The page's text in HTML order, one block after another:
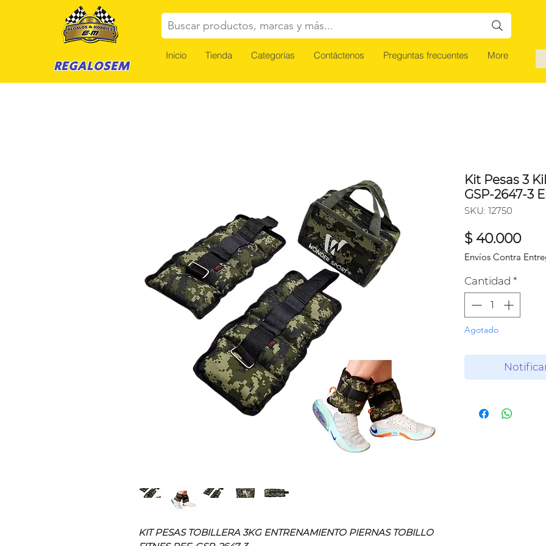
Inicio Tienda Categorías Contáctenos Preguntas frecuentes More
REGALOSEM
Buscar productos, marcas y más...
KIT PESAS TOBILLERA 3KG ENTRENAMIENTO PIERNAS TOBILLO
Kit Pesas 3
GSP-2647-3
SKU: 12750
$ 40.000
Envíos Contra
Cantidad *
Agotado